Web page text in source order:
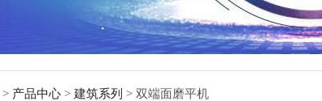
> 产品中心 > 建筑系列 > 双端面磨平机